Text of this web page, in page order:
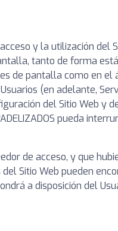
y la utilización del
tanto de forma
de pantalla como en el
(en adelante,
del Sitio Web y
pueda
de acceso, y que
Sitio Web pueden
a disposición del